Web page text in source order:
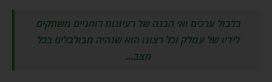
בלבול ערכים ואי הבנה של רעיונות רוחניים משחקים
לידיו של עמלק וכל רצונו הוא שנהיה מבולבלים בכל
מצב…